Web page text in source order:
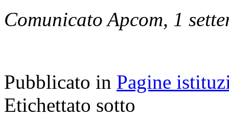
Comunicato Apcom, 1
Pubblicato in Pagine
Etichettato sotto